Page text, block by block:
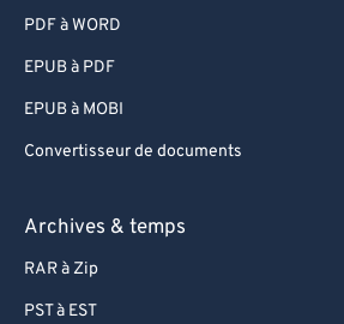
PDF à WORD
EPUB à PDF
EPUB à MOBI
Convertisseur de documents
Archives & temps
RAR à Zip
PST à EST